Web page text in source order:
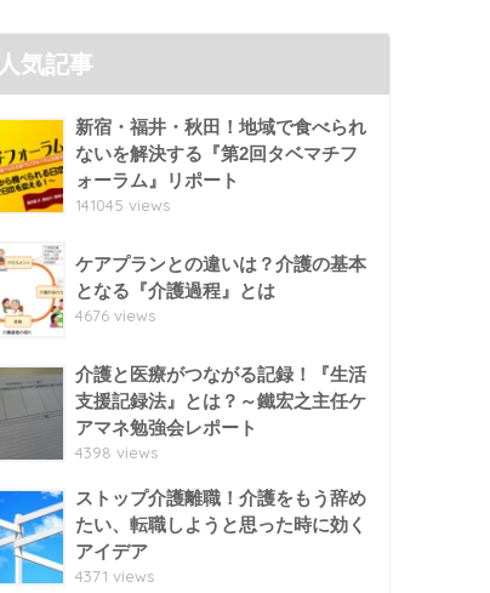
人気記事
新宿・福井・秋田！地域で食べられ
ないを解決する『第2回タベマチフ
ォーラム』リポート
141045 views
ケアプランとの違いは？介護の基本
となる『介護過程』とは
4676 views
介護と医療がつながる記録！『生活
支援記録法』とは？～鐵宏之主任ケ
アマネ勉強会レポート
4398 views
ストップ介護離職！介護をもう辞め
たい、転職しようと思った時に効く
アイデア
4371 views